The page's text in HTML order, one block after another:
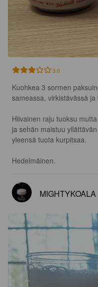
3.0
Kuohkea 3 sormen
sameassa, virkistävässä
Hiivainen raju tuoksu
ja sehän maistuu
yleensä tuota kurpitsaa.
Hedelmäinen.
MIGHTYKOALA